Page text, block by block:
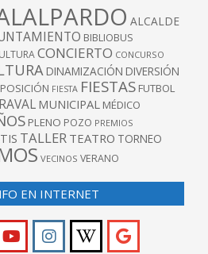
ALCALDE
BIBLIOBUS
CONCIERTO CONCURSO
DINAMIZACIÓN DIVERSIÓN
FIESTA FIESTAS FUTBOL
MUNICIPAL MÉDICO
PLENO POZO PREMIOS
TALLER TEATRO TORNEO
VECINOS VERANO
EN INTERNET